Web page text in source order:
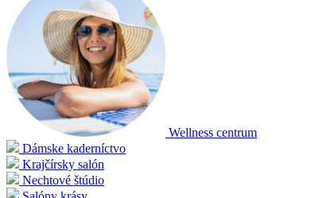
Wellness centrum
Dámske kaderníctvo
Krajčírsky salón
Nechtové štúdio